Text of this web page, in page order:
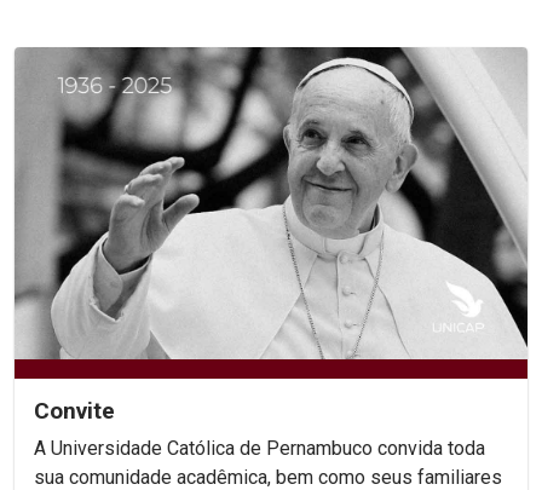
Convite
A Universidade Católica de Pernambuco convida toda
sua comunidade acadêmica, bem como seus familiares